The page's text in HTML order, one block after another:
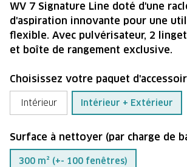
Choisissez votre paquet
Intérieur Intérieur + Extérieur
Surface à nettoyer (par charge de
300 m² (+- 100 fenêtres)
WV 7 Signature Line doté d'une
d'aspiration innovante pour une
flexible. Avec pulvérisateur, 2
et boîte de rangement exclusive.